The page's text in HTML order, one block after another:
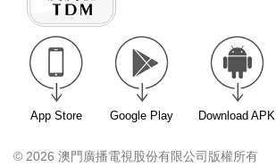
App Store Google Play Download APK
© 2026 澳門廣播電視股份有限公司版權所有